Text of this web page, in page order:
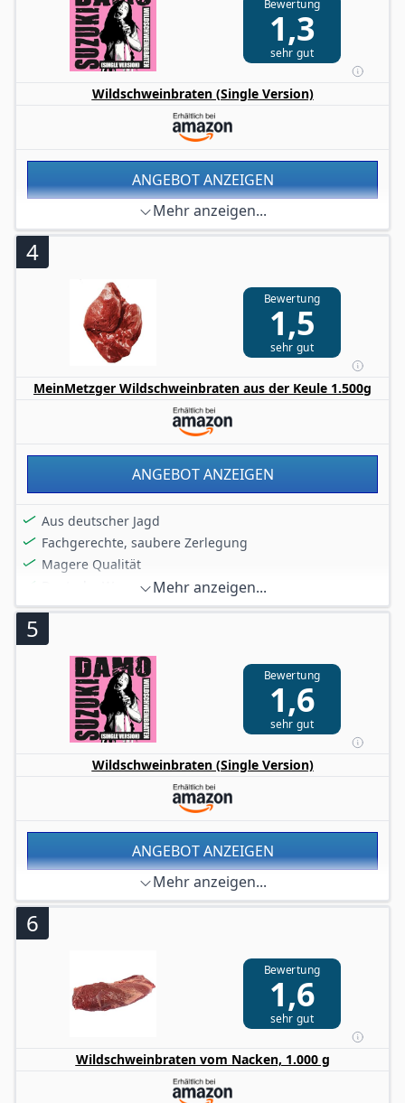
Bewertung
1,3
sehr gut
Wildschweinbraten (Single Version)
ANGEBOT ANZEIGEN
Mehr anzeigen...
4
Bewertung
1,5
sehr gut
MeinMetzger Wildschweinbraten aus der Keule 1.500g
ANGEBOT ANZEIGEN
Aus deutscher Jagd
Fachgerechte, saubere Zerlegung
Magere Qualität
Vakuum verpackt
Mehr anzeigen...
5
Bewertung
1,6
sehr gut
Wildschweinbraten (Single Version)
ANGEBOT ANZEIGEN
Mehr anzeigen...
6
Bewertung
1,6
sehr gut
Wildschweinbraten vom Nacken, 1.000 g